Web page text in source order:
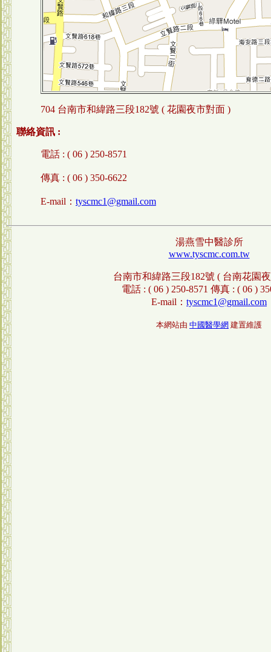
704 台南市和緯路三段182號 ( 花園夜市對面 )
聯絡資訊 :
電話 : ( 06 ) 250-8571
傳真 : ( 06 ) 350-6622
E-mail： tyscmc1@gmail.com
湯燕雪中醫診所
www.tyscmc.com.tw
台南市和緯路三段182號 ( 台南花園
電話 : ( 06 ) 250-8571 傳真 : ( 06 )
E-mail： tyscmc1@gmail.com
本網站由 中國醫學網 建置維護